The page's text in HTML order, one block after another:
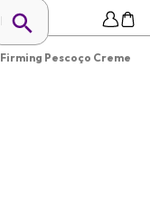
Firming Pescoço Creme